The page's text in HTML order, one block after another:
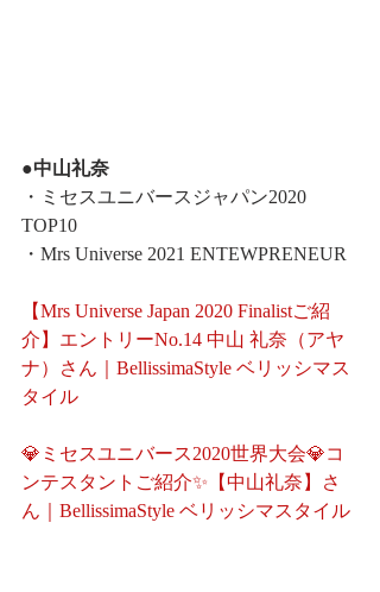
●中山礼奈
・ミセスユニバースジャパン2020
TOP10
・Mrs Universe 2021 ENTEWPRENEUR
【Mrs Universe Japan 2020 Finalistご紹
介】エントリーNo.14 中山 礼奈（アヤ
ナ）さん｜BellissimaStyle ベリッシマス
タイル
💎ミセスユニバース2020世界大会💎コ
ンテスタントご紹介✨【中山礼奈】さ
ん｜BellissimaStyle ベリッシマスタイル